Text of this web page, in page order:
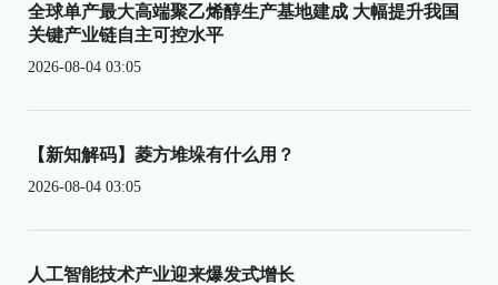
全球单产最大高端聚乙烯醇生产基地建成 大幅提升我国
关键产业链自主可控水平
2026-08-04 03:05
【新知解码】菱方堆垛有什么用？
2026-08-04 03:05
人工智能技术产业迎来爆发式增长